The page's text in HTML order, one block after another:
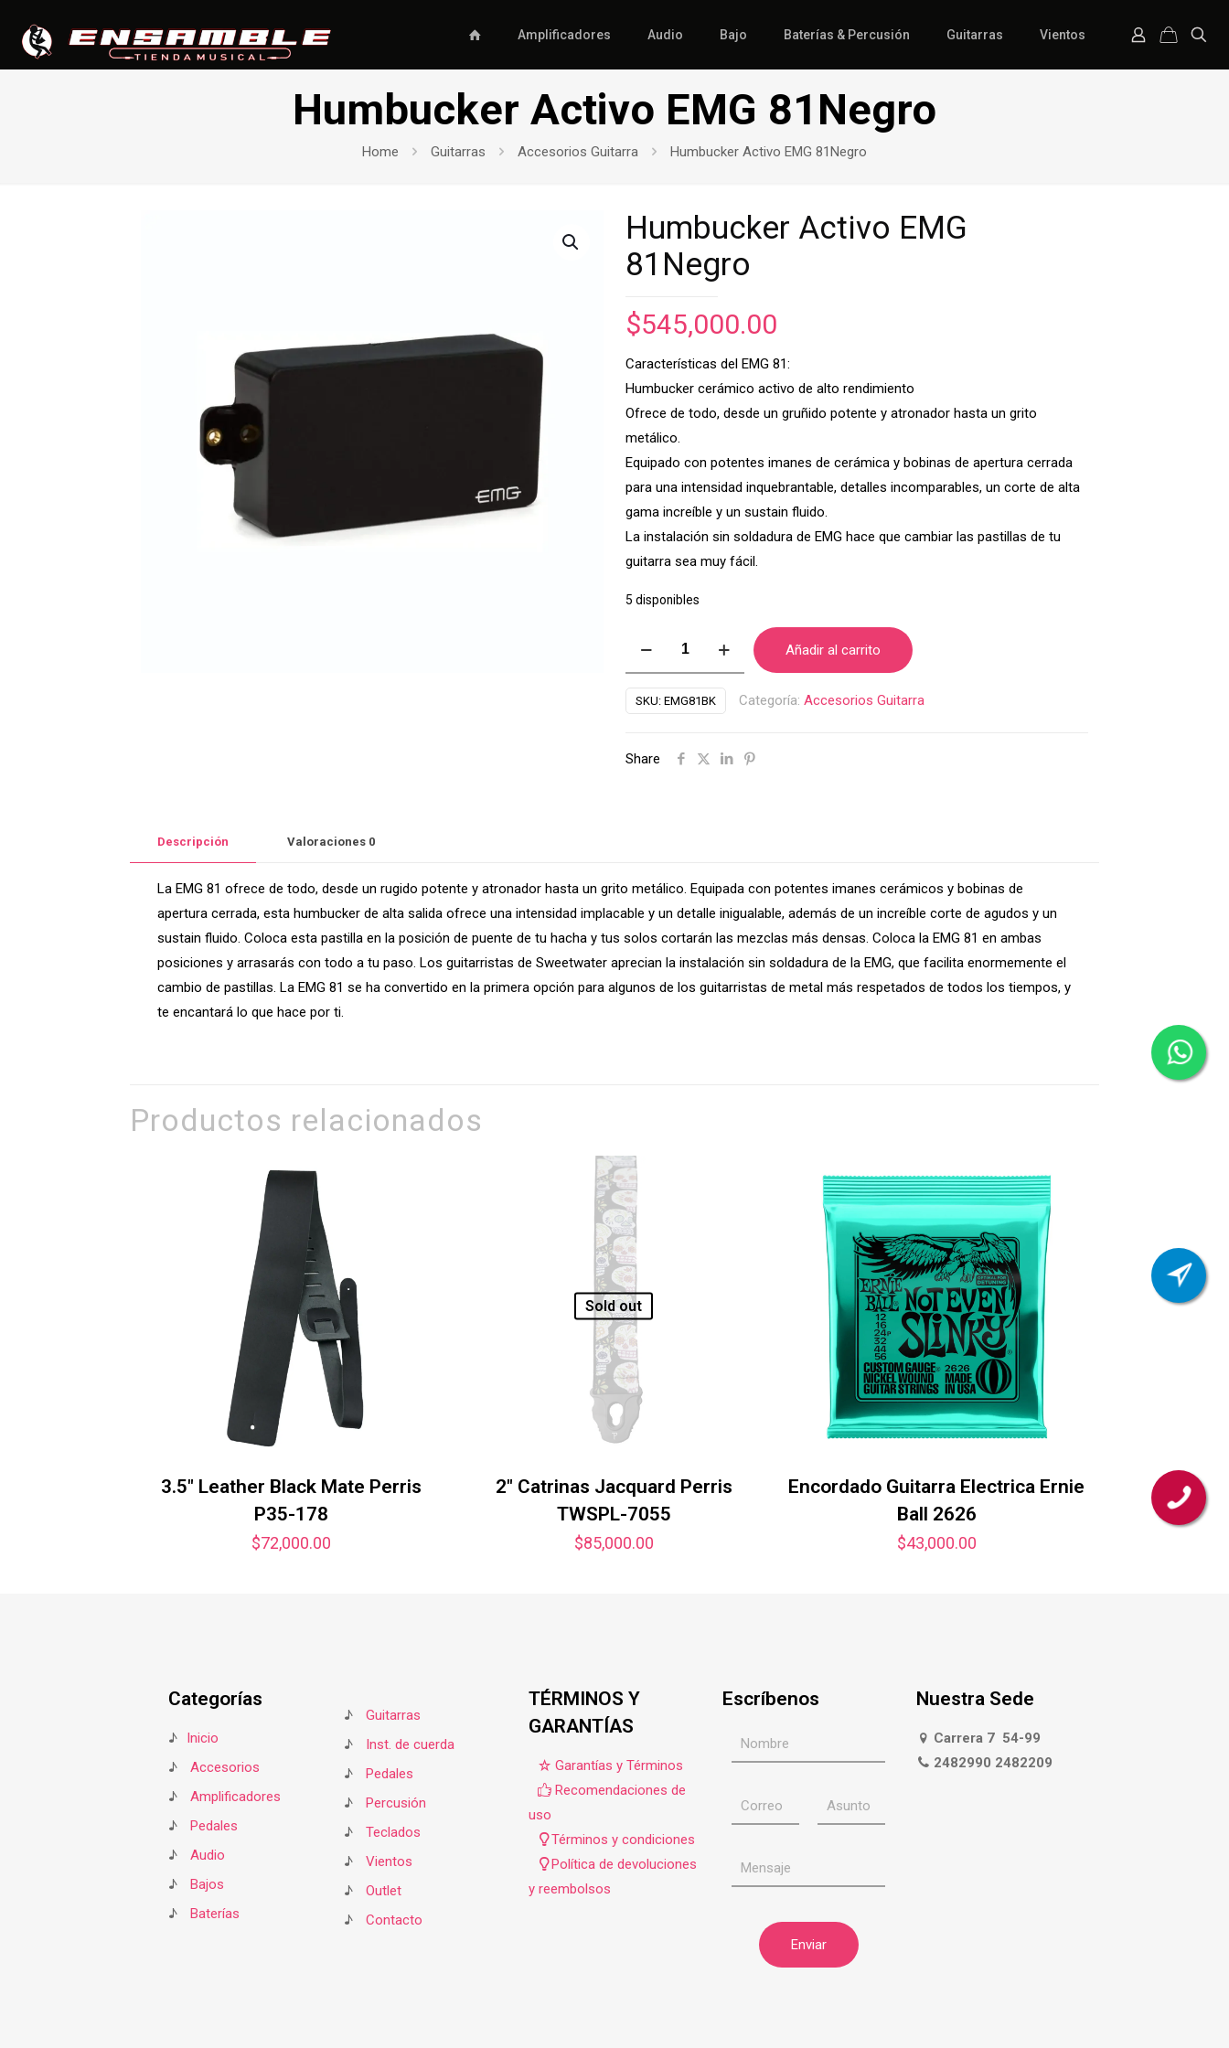
Amplificadores Audio Bajo Baterías & Percusión Guitarras Vientos
Humbucker Activo EMG 81Negro
Home Guitarras Accesorios Guitarra Humbucker Activo EMG 81Negro
Humbucker Activo EMG
81Negro
$545,000.00
Características del EMG 81:
Humbucker cerámico activo de alto rendimiento
Ofrece de todo, desde un gruñido potente y atronador hasta un grito
metálico.
Equipado con potentes imanes de cerámica y bobinas de apertura cerrada
para una intensidad inquebrantable, detalles incomparables, un corte de alta
gama increíble y un sustain fluido.
La instalación sin soldadura de EMG hace que cambiar las pastillas de tu
guitarra sea muy fácil.
5 disponibles
EMG
81Negro
Añadir al carrito
SKU: EMG81BK Categoría: Accesorios Guitarra
Share
Descripción Valoraciones 0
La EMG 81 ofrece de todo, desde un rugido potente y atronador hasta un grito metálico. Equipada con potentes imanes cerámicos y bobinas de
apertura cerrada, esta humbucker de alta salida ofrece una intensidad implacable y un detalle inigualable, además de un increíble corte de agudos y un
sustain fluido. Coloca esta pastilla en la posición de puente de tu hacha y tus solos cortarán las mezclas más densas. Coloca la EMG 81 en ambas
posiciones y arrasarás con todo a tu paso. Los guitarristas de Sweetwater aprecian la instalación sin soldadura de la EMG, que facilita enormemente el
cambio de pastillas. La EMG 81 se ha convertido en la primera opción para algunos de los guitarristas de metal más respetados de todos los tiempos, y
te encantará lo que hace por ti.
Productos relacionados
3.5″ Leather Black Mate Perris
P35-178
$72,000.00
Sold out
2″ Catrinas Jacquard Perris
TWSPL-7055
$85,000.00
Encordado Guitarra Electrica Ernie
Ball 2626
$43,000.00
Categorías
♪
Inicio
♪
Accesorios
♪
Amplificadores
♪
Pedales
♪
Audio
♪
Bajos
♪
Baterías
♪
Guitarras
♪
Inst. de cuerda
♪
Pedales
♪
Percusión
♪
Teclados
♪
Vientos
♪
Outlet
♪
Contacto
TÉRMINOS Y
GARANTÍAS
Garantías y Términos
Recomendaciones de
uso
Términos y condiciones
Política de devoluciones
y reembolsos
Escríbenos Nuestra Sede
Carrera 7 54-99
2482990 2482209